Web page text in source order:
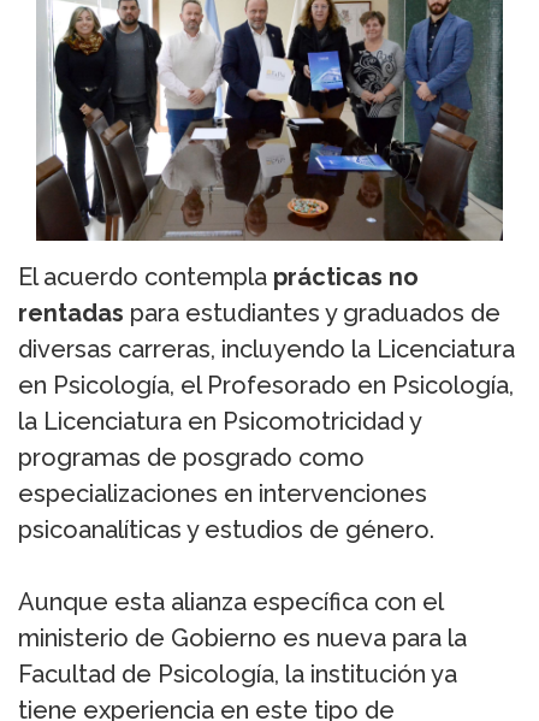
El acuerdo contempla prácticas no
rentadas para estudiantes y graduados de
diversas carreras, incluyendo la Licenciatura
en Psicología, el Profesorado en Psicología,
la Licenciatura en Psicomotricidad y
programas de posgrado como
especializaciones en intervenciones
psicoanalíticas y estudios de género.
Aunque esta alianza específica con el
ministerio de Gobierno es nueva para la
Facultad de Psicología, la institución ya
tiene experiencia en este tipo de